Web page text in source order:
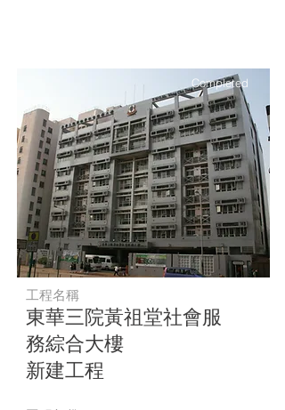
Completed
工程名稱
東華三院黃祖堂社會服
務綜合大樓
新建工程